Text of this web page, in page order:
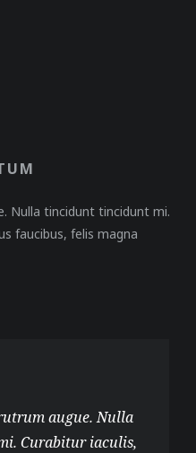
Nulla tincidunt tincidunt mi.
faucibus, felis magna
augue. Nulla
Curabitur iaculis,